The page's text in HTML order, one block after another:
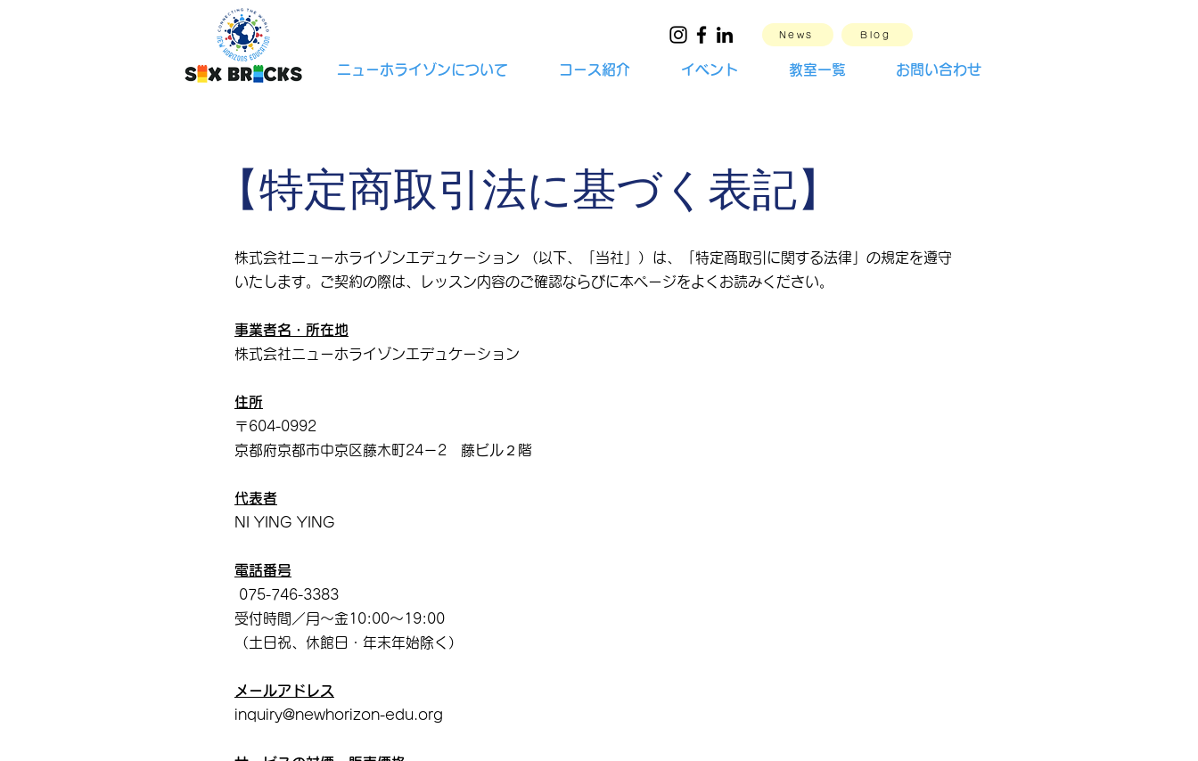
News Blog
ニューホライゾンについて コース紹介 イベント 教室一覧 お問い合わせ
【特定商取引法に基づく表記】
株式会社ニューホライゾンエデュケーション （以下、「当社」）は、「特定商取引に関する法律」の規定を遵守
いたします。ご契約の際は、レッスン内容のご確認ならびに本ページをよくお読みください。
事業者名・所在地
株式会社ニューホライゾンエデュケーション
住所
〒604-0992
京都府京都市中京区藤木町24－2 藤ビル２階
代表者
NI YING YING
電話番号
075-746-3383
受付時間／月～金10:00～19:00
（土日祝、休館日・年末年始除く）
メールアドレス
inquiry@newhorizon-edu.org